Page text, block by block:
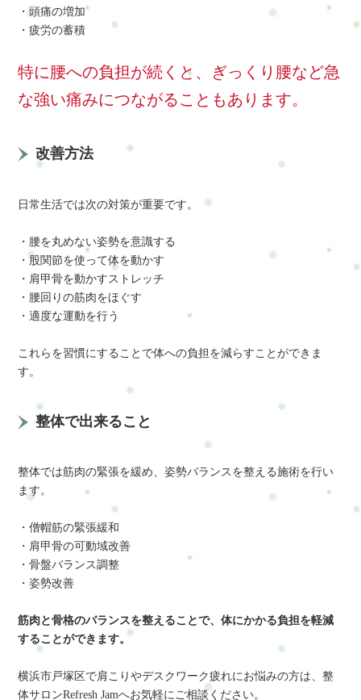
・頭痛の増加
・疲労の蓄積
特に腰への負担が続くと、ぎっくり腰など急
な強い痛みにつながることもあります。
改善方法
日常生活では次の対策が重要です。
・腰を丸めない姿勢を意識する
・股関節を使って体を動かす
・肩甲骨を動かすストレッチ
・腰回りの筋肉をほぐす
・適度な運動を行う
これらを習慣にすることで体への負担を減らすことができま
す。
整体で出来ること
整体では筋肉の緊張を緩め、姿勢バランスを整える施術を行い
ます。
・僧帽筋の緊張緩和
・肩甲骨の可動域改善
・骨盤バランス調整
・姿勢改善
筋肉と骨格のバランスを整えることで、体にかかる負担を軽減
することができます。
横浜市戸塚区で肩こりやデスクワーク疲れにお悩みの方は、整
体サロンRefresh Jamへお気軽にご相談ください。